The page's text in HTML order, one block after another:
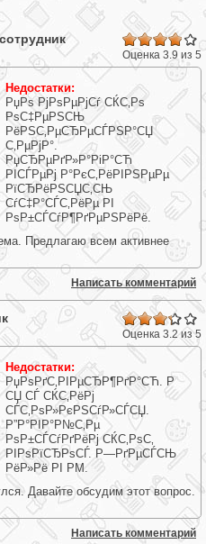
.8
88
88
88
88
89
Оценка 3.9 из 5
Недостатки:
РџРѕ РјРѕРµРјСѓ СЌС‚Рѕ
РѕС‡РµРЅСЊ
РёРЅС‚РµСЂРµСЃРЅР°СЏ
С‚РµРјР°.
РџСЂРµРґР»Р°РіР°СЋ
РІСЃРµРј Р°РєС‚РёРІРЅРµРµ
РїСЂРёРЅСЏС‚СЊ
СѓС‡Р°СЃС‚РёРµ РІ
РѕР±СЃСѓР¶РґРµРЅРёРё.
Предлагаю всем активнее
Написать комментарий
.2
22
22
22
22
22
Оценка 3.2 из 5
Недостатки:
РџРѕРґС‚РІРµСЂР¶РґР°СЋ. Р
СЏ СЃ СЌС‚РёРј
СЃС‚РѕР»РєРЅСѓР»СЃСЏ.
Р”Р°РІР°Р№С‚Рµ
РѕР±СЃСѓРґРёРј СЌС‚РѕС‚
РІРѕРїСЂРѕСЃ. Р—РґРµСЃСЊ
РёР»Рё РІ PM.
Давайте обсудим этот вопрос.
Написать комментарий